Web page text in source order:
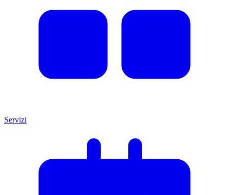
Servizi